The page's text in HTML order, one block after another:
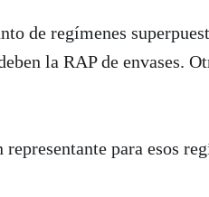
de regímenes
la RAP de envases.
para esos